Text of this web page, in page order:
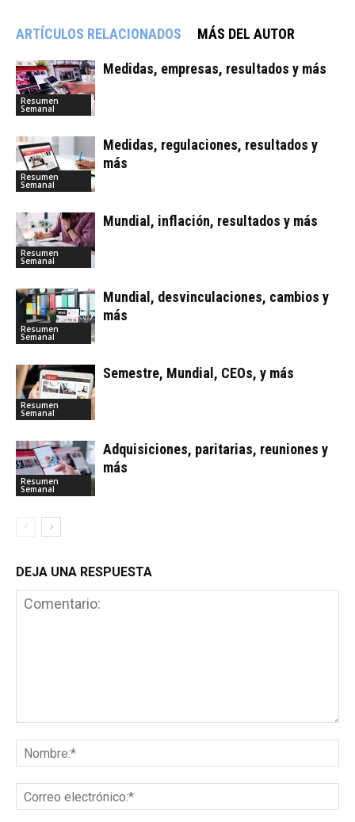
ARTÍCULOS RELACIONADOS MÁS DEL AUTOR
Resumen
Semanal
Medidas, empresas, resultados y más
Resumen
Semanal
Medidas, regulaciones, resultados y
más
Resumen
Semanal
Mundial, inflación, resultados y más
Resumen
Semanal
Mundial, desvinculaciones, cambios y
más
Resumen
Semanal
Semestre, Mundial, CEOs, y más
Resumen
Semanal
Adquisiciones, paritarias, reuniones y
más
DEJA UNA RESPUESTA